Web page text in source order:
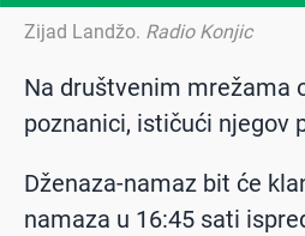
Zijad Landžo. Radio Konjic
Na društvenim mrežama
poznanici, ističući njegov
Dženaza-namaz bit će
namaza u 16:45 sati